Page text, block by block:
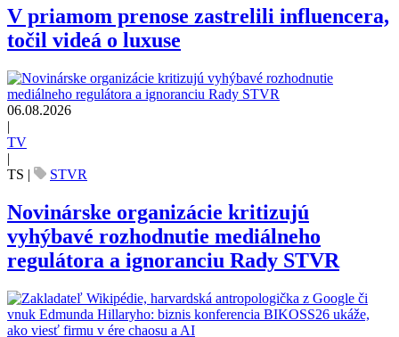
V priamom prenose zastrelili influencera,
točil videá o luxuse
06.08.2026
|
TV
|
TS | STVR
Novinárske organizácie kritizujú
vyhýbavé rozhodnutie mediálneho
regulátora a ignoranciu Rady STVR